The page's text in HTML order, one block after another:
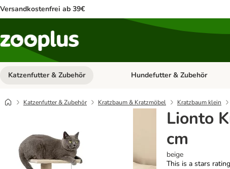
Versandkostenfrei ab 39€
Katzenfutter & Zubehör Kategorie-Menü öffnen:
Hundefutter & Zubehör
Katzenfutter & Zubehör Kratzbaum & Kratzmöbel Kratzbaum klein
Lionto
cm
beige
This is a stars